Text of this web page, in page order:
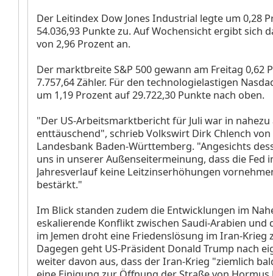
Der Leitindex Dow Jones Industrial legte um 0,28
54.036,93 Punkte zu. Auf Wochensicht ergibt sich
von 2,96 Prozent an.
Der marktbreite S&P 500 gewann am Freitag 0,62
7.757,64 Zähler. Für den technologielastigen
um 1,19 Prozent auf 29.722,30 Punkte nach oben.
"Der US-Arbeitsmarktbericht für Juli war in nahezu
enttäuschend", schrieb Volkswirt Dirk Chlench
Landesbank Baden-Württemberg. "Angesichts
uns in unserer Außenseitermeinung, dass die Fed
Jahresverlauf keine Leitzinserhöhungen
bestärkt."
Im Blick standen zudem die Entwicklungen im
eskalierende Konflikt zwischen Saudi-Arabien und
im Jemen droht eine Friedenslösung im Iran-Krieg
Dagegen geht US-Präsident Donald Trump nach
weiter davon aus, dass der Iran-Krieg "ziemlich